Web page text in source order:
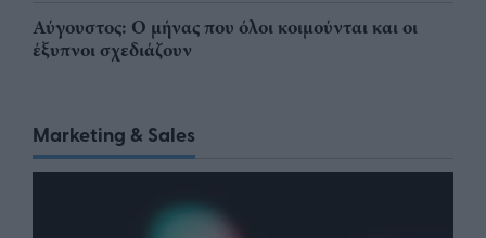
Αύγουστος: Ο μήνας που όλοι κοιμούνται και οι
έξυπνοι σχεδιάζουν
Marketing & Sales